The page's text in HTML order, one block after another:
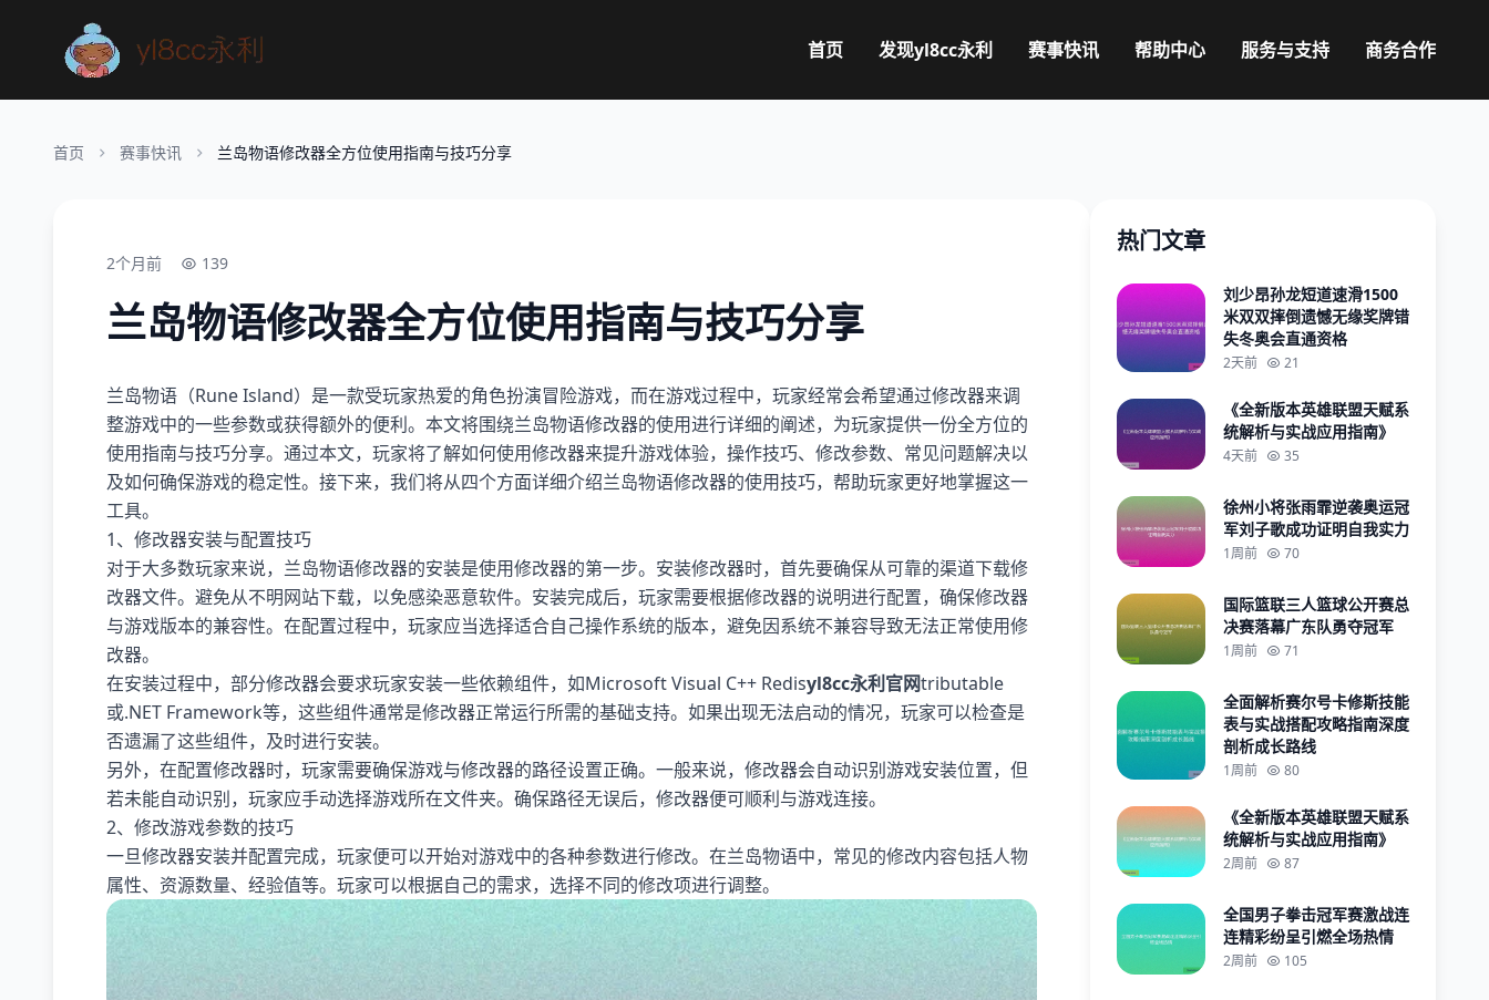
首页 发现yl8cc永利 赛事快讯 帮助中心 服务与支持 商务合作
首页 赛事快讯 兰岛物语修改器全方位使用指南与技巧分享
2个月前 139
兰岛物语修改器全方位使用指南与技巧分享
兰岛物语（Rune Island）是一款受玩家热爱的角色扮演冒险游戏，而在游戏过程中，玩家经常会希望通过修改器来调
整游戏中的一些参数或获得额外的便利。本文将围绕兰岛物语修改器的使用进行详细的阐述，为玩家提供一份全方位的
使用指南与技巧分享。通过本文，玩家将了解如何使用修改器来提升游戏体验，操作技巧、修改参数、常见问题解决以
及如何确保游戏的稳定性。接下来，我们将从四个方面详细介绍兰岛物语修改器的使用技巧，帮助玩家更好地掌握这一
工具。
1、修改器安装与配置技巧
对于大多数玩家来说，兰岛物语修改器的安装是使用修改器的第一步。安装修改器时，首先要确保从可靠的渠道下载修
改器文件。避免从不明网站下载，以免感染恶意软件。安装完成后，玩家需要根据修改器的说明进行配置，确保修改器
与游戏版本的兼容性。在配置过程中，玩家应当选择适合自己操作系统的版本，避免因系统不兼容导致无法正常使用修
改器。
在安装过程中，部分修改器会要求玩家安装一些依赖组件，如Microsoft Visual C++ Redisyl8cc永利官网tributable
或.NET Framework等，这些组件通常是修改器正常运行所需的基础支持。如果出现无法启动的情况，玩家可以检查是
否遗漏了这些组件，及时进行安装。
另外，在配置修改器时，玩家需要确保游戏与修改器的路径设置正确。一般来说，修改器会自动识别游戏安装位置，但
若未能自动识别，玩家应手动选择游戏所在文件夹。确保路径无误后，修改器便可顺利与游戏连接。
2、修改游戏参数的技巧
一旦修改器安装并配置完成，玩家便可以开始对游戏中的各种参数进行修改。在兰岛物语中，常见的修改内容包括人物
属性、资源数量、经验值等。玩家可以根据自己的需求，选择不同的修改项进行调整。
热门文章
刘少昂孙龙短道速滑1500
米双双摔倒遗憾无缘奖牌错
失冬奥会直通资格
2天前 21
《全新版本英雄联盟天赋系
统解析与实战应用指南》
4天前 35
徐州小将张雨霏逆袭奥运冠
军刘子歌成功证明自我实力
1周前 70
国际篮联三人篮球公开赛总
决赛落幕广东队勇夺冠军
1周前 71
全面解析赛尔号卡修斯技能
表与实战搭配攻略指南深度
剖析成长路线
1周前 80
《全新版本英雄联盟天赋系
统解析与实战应用指南》
2周前 87
全国男子拳击冠军赛激战连
连精彩纷呈引燃全场热情
2周前 105